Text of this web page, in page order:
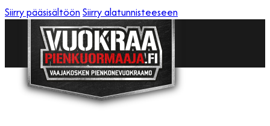
Siirry pääsisältöön Siirry alatunnisteeseen